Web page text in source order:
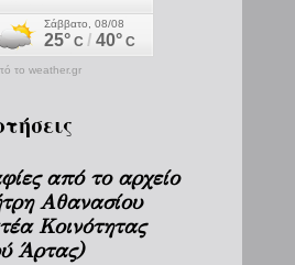
το weather.gr
από το αρχείο
Αθανασίου
Κοινότητας
Άρτας)